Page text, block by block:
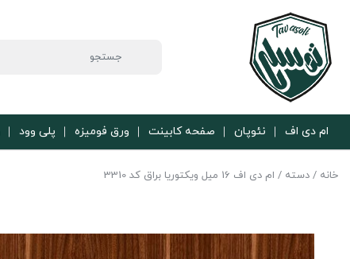
ام دی اف نئوپان صفحه کابینت ورق فومیزه پلی وود
خانه / دسته / ام دی اف 16 میل ویکتوریا براق کد 3310